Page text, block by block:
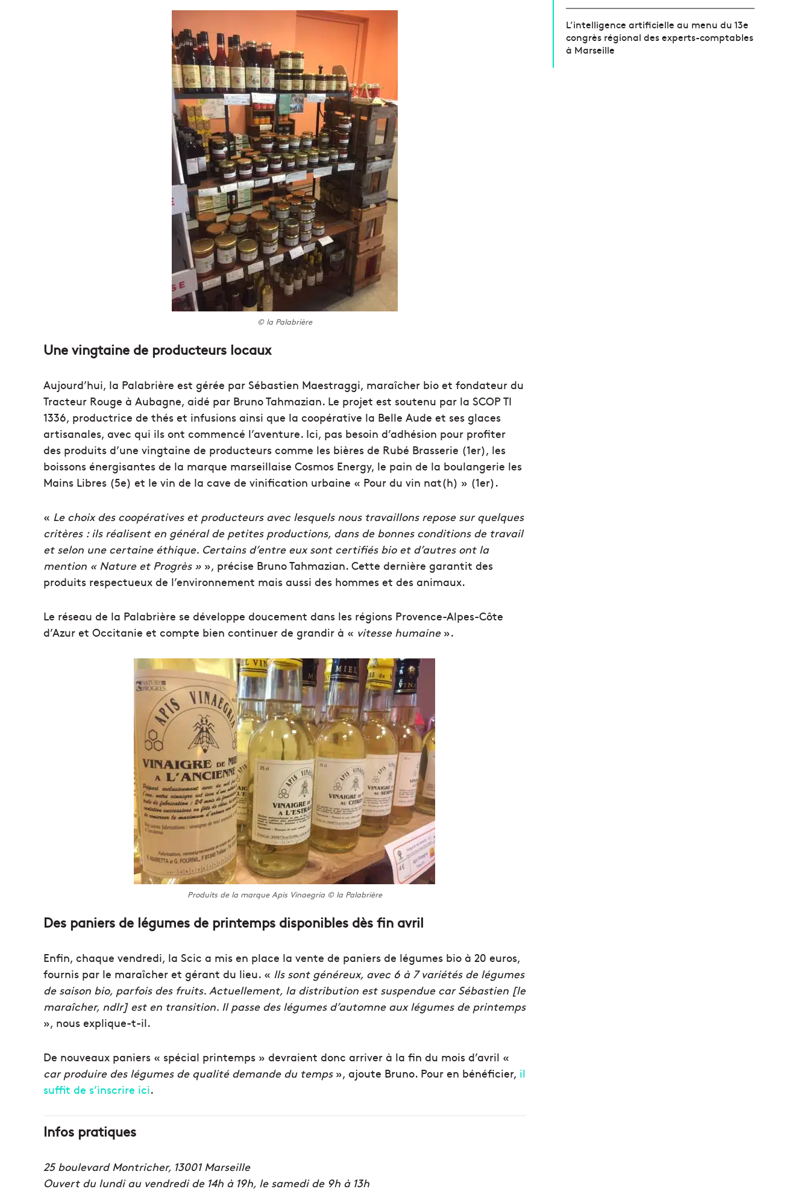
© la Palabrière
Une vingtaine de producteurs locaux
Aujourd’hui, la Palabrière est gérée par Sébastien Maestraggi, maraîcher bio et fondateur du
Tracteur Rouge à Aubagne, aidé par Bruno Tahmazian. Le projet est soutenu par la SCOP TI
1336, productrice de thés et infusions ainsi que la coopérative la Belle Aude et ses glaces
artisanales, avec qui ils ont commencé l’aventure. Ici, pas besoin d’adhésion pour profiter
des produits d’une vingtaine de producteurs comme les bières de Rubé Brasserie (1er), les
boissons énergisantes de la marque marseillaise Cosmos Energy, le pain de la boulangerie les
Mains Libres (5e) et le vin de la cave de vinification urbaine « Pour du vin nat(h) » (1er).
« Le choix des coopératives et producteurs avec lesquels nous travaillons repose sur quelques
critères : ils réalisent en général de petites productions, dans de bonnes conditions de travail
et selon une certaine éthique. Certains d’entre eux sont certifiés bio et d’autres ont la
mention « Nature et Progrès » », précise Bruno Tahmazian. Cette dernière garantit des
produits respectueux de l’environnement mais aussi des hommes et des animaux.
Le réseau de la Palabrière se développe doucement dans les régions Provence-Alpes-Côte
d’Azur et Occitanie et compte bien continuer de grandir à « vitesse humaine».
Produits de la marque Apis Vinaegria © la Palabrière
Des paniers de légumes de printemps disponibles dès fin avril
Enfin, chaque vendredi, la Scic a mis en place la vente de paniers de légumes bio à 20 euros,
fournis par le maraîcher et gérant du lieu. « Ils sont généreux, avec 6 à 7 variétés de légumes
de saison bio, parfois des fruits. Actuellement, la distribution est suspendue car Sébastien [le
maraîcher, ndlr] est en transition. Il passe des légumes d’automne aux légumes de printemps
», nous explique-t-il.
De nouveaux paniers « spécial printemps » devraient donc arriver à la fin du mois d’avril «
car produire des légumes de qualité demande du temps», ajoute Bruno. Pour en bénéficier, il
suffit de s’inscrire ici.
Infos pratiques
25 boulevard Montricher, 13001 Marseille
Ouvert du lundi au vendredi de 14h à 19h, le samedi de 9h à 13h
L’intelligence artificielle au menu du 13e
congrès régional des experts-comptables
à Marseille